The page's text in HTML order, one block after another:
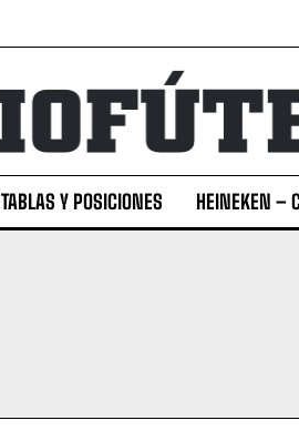
TABLAS Y POSICIONES HEINEKEN –